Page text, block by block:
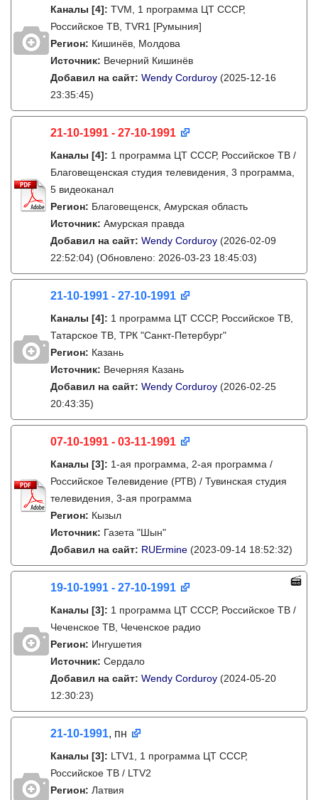
Каналы [4]: TVM, 1 программа ЦТ СССР,
Российское ТВ, TVR1 [Румыния]
Регион: Кишинёв, Молдова
Источник: Вечерний Кишинёв
Добавил на сайт: Wendy Corduroy (2025-12-16
23:35:45)
21-10-1991 - 27-10-1991
Каналы [4]: 1 программа ЦТ СССР, Российское ТВ /
Благовещенская студия телевидения, 3 программа,
5 видеоканал
Регион: Благовещенск, Амурская область
Источник: Амурская правда
Добавил на сайт: Wendy Corduroy (2026-02-09
22:52:04) (Обновлено: 2026-03-23 18:45:03)
21-10-1991 - 27-10-1991
Каналы [4]: 1 программа ЦТ СССР, Российское ТВ,
Татарское ТВ, ТРК "Санкт-Петербург"
Регион: Казань
Источник: Вечерняя Казань
Добавил на сайт: Wendy Corduroy (2026-02-25
20:43:35)
07-10-1991 - 03-11-1991
Каналы [3]: 1-ая программа, 2-ая программа /
Российское Телевидение (РТВ) / Тувинская студия
телевидения, 3-ая программа
Регион: Кызыл
Источник: Газета "Шын"
Добавил на сайт: RUErmine (2023-09-14 18:52:32)
19-10-1991 - 27-10-1991
Каналы [3]: 1 программа ЦТ СССР, Российское ТВ /
Чеченское ТВ, Чеченское радио
Регион: Ингушетия
Источник: Сердало
Добавил на сайт: Wendy Corduroy (2024-05-20
12:30:23)
21-10-1991, пн
Каналы [3]: LTV1, 1 программа ЦТ СССР,
Российское ТВ / LTV2
Регион: Латвия